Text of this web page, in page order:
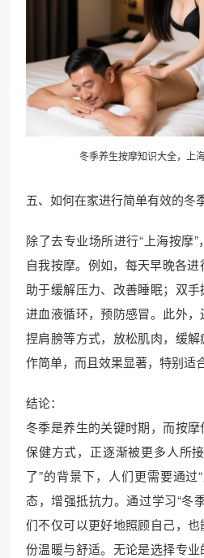
冬季养生按摩知识大全，上
五、如何在家进行简单有效的冬
除了去专业场所进行“上海按摩
自我按摩。例如，每天早晚各
助于缓解压力、改善睡眠；双
进血液循环，预防感冒。此外
捏肩膀等方式，放松肌肉，缓
作简单，而且效果显著，特别适
结论：
冬季是养生的关键时期，而按
保健方式，正逐渐被更多人所
了”的背景下，人们更需要通过
态，增强抵抗力。通过学习“冬
们不仅可以更好地照顾自己，
份温暖与舒适。无论是选择专